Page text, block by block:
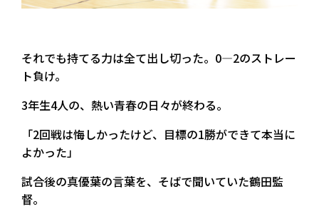
それでも持てる力は全て出し切った。0—2のストレー
ト負け。
3年生4人の、熱い青春の日々が終わる。
「2回戦は悔しかったけど、目標の1勝ができて本当に
よかった」
試合後の真優葉の言葉を、そばで聞いていた鶴田監
督。